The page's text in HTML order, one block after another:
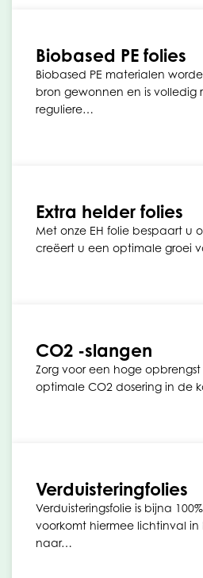
Biobased PE folies
Biobased PE materialen
bron gewonnen en is
reguliere…
Extra helder folies
Met onze EH folie bespaart u
creëert u een optimale groei
CO2 -slangen
Zorg voor een hoge
optimale CO2 dosering in de
Verduisteringfolies
Verduisteringsfolie is bijna
voorkomt hiermee lichtinval
naar…